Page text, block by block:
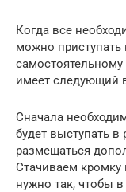
Когда все
можно приступать
имеет следующий
Сначала
будет выступать в
размещаться
Стачиваем
нужно так, чтобы